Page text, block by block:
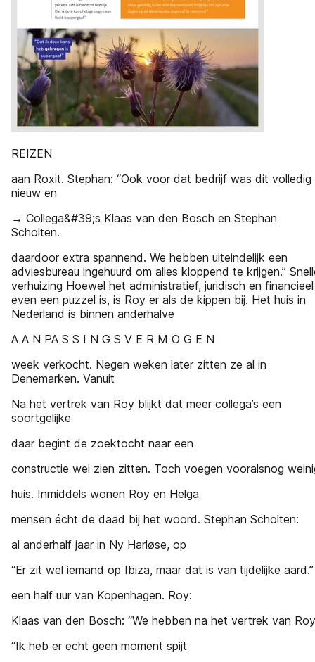
REIZEN
aan Roxit. Stephan: “Ook voor dat bedrijf was dit volledig
nieuw en
→ Collega&#39;s Klaas van den Bosch en Stephan
Scholten.
daardoor extra spannend. We hebben uiteindelijk een
adviesbureau ingehuurd om alles kloppend te krijgen.”
verhuizing Hoewel het administratief, juridisch en financieel
even een puzzel is, is Roy er als de kippen bij. Het huis in
Nederland is binnen anderhalve
A A N PA S S I N G S V E R M O G E N
week verkocht. Negen weken later zitten ze al in
Denemarken. Vanuit
Na het vertrek van Roy blijkt dat meer collega’s een
soortgelijke
daar begint de zoektocht naar een
constructie wel zien zitten. Toch voegen vooralsnog
huis. Inmiddels wonen Roy en Helga
mensen écht de daad bij het woord. Stephan Scholten:
al anderhalf jaar in Ny Harløse, op
“Er zit wel iemand op Ibiza, maar dat is van tijdelijke aard.”
een half uur van Kopenhagen. Roy:
Klaas van den Bosch: “We hebben na het vertrek van Roy
“Ik heb er echt geen moment spijt